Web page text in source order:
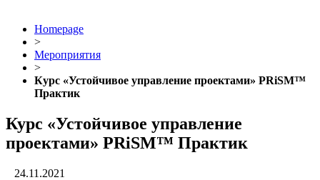
Homepage
>
Мероприятия
>
Курс «Устойчивое управление проектами» PRiSM™
Практик
Курс «Устойчивое управление
проектами» PRiSM™ Практик
24.11.2021